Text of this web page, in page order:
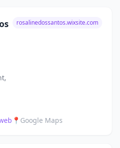
rosalinedossantos.wixsite.com
📍 Google Maps